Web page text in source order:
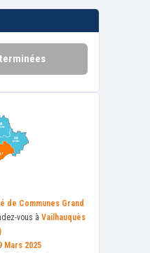
de Communes Grand
vous à Vailhauquès
Mars 2025